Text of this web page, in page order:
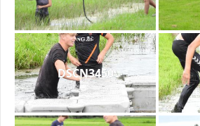
DSCN3450